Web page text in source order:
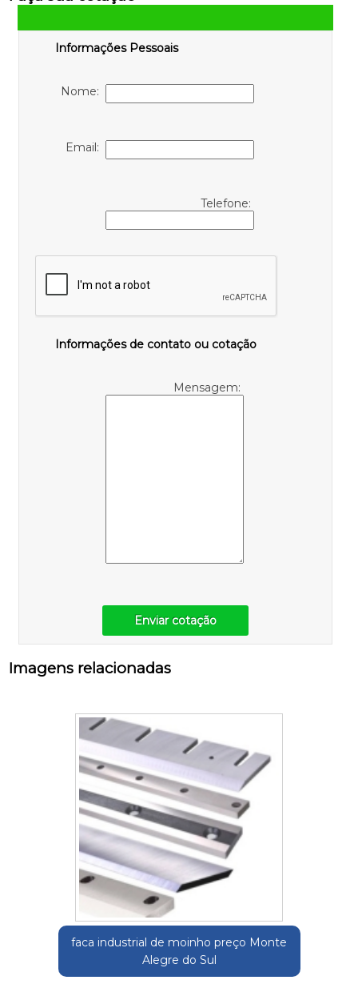
Informações Pessoais
Nome:
Email:
Telefone:
Informações de contato ou cotação
Mensagem:
Enviar cotação
Imagens relacionadas
faca industrial de moinho preço Monte
Alegre do Sul